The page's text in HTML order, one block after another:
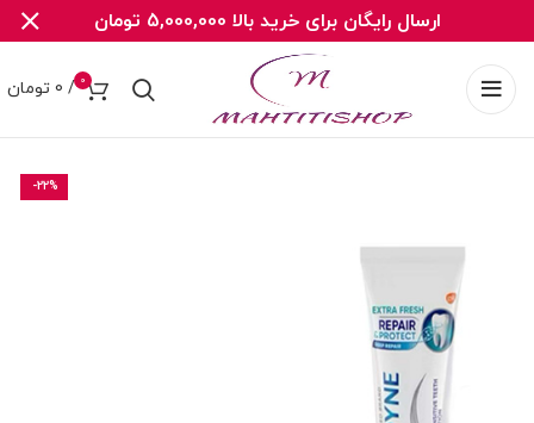
0
/
0 تومان
-22%
ارسال رایگان برای خرید بالا 5,000,000 تومان